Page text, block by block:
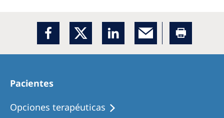
Pacientes
Opciones terapéuticas